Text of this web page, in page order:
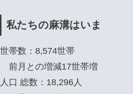
私たちの麻溝はいま
世帯数：8,574世帯
前月との増減17世帯増
人口 総数：18,296人